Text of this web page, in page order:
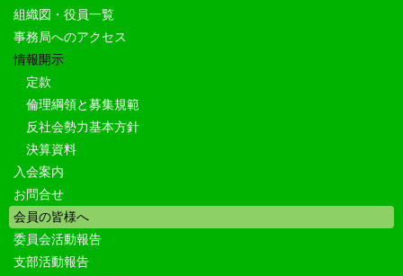
組織図・役員一覧
事務局へのアクセス
情報開示
定款
倫理綱領と募集規範
反社会勢力基本方針
決算資料
入会案内
お問合せ
会員の皆様へ
委員会活動報告
支部活動報告